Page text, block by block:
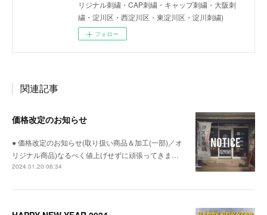
リジナル刺繍・CAP刺繍・キャップ刺繍・大阪刺
繍・淀川区・西淀川区・東淀川区・淀川刺繍)
フォロー
関連記事
価格改定のお知らせ
● 価格改定のお知らせ(取り扱い商品＆加工(一部)／オ
リジナル商品)なるべく値上げせずに頑張ってきま…
2024.01.20 06:34